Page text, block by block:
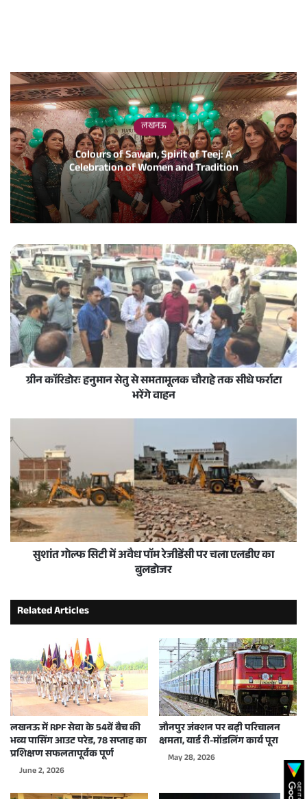
लखनऊ
Colours of Sawan, Spirit of Teej: A
Celebration of Women and Tradition
ग्रीन काॅरिडोरः हनुमान सेतु से समतामूलक चौराहे तक सीधे फर्राटा
भरेंगे वाहन
सुशांत गोल्फ सिटी में अवैध पाॅम रेजीडेंसी पर चला एलडीए का
बुलडोजर
Related Articles
लखनऊ में RPF सेवा के 54वें बैच की
भव्य पासिंग आउट परेड, 78 सप्ताह का
प्रशिक्षण सफलतापूर्वक पूर्ण
June 2, 2026
जौनपुर जंक्शन पर बढ़ी परिचालन
क्षमता, यार्ड री-मॉडलिंग कार्य पूरा
May 28, 2026